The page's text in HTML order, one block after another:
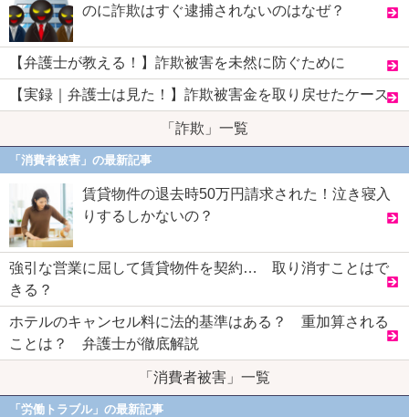
のに詐欺はすぐ逮捕されないのはなぜ？
【弁護士が教える！】詐欺被害を未然に防ぐために
【実録｜弁護士は見た！】詐欺被害金を取り戻せたケース
「詐欺」一覧
「消費者被害」の最新記事
賃貸物件の退去時50万円請求された！泣き寝入
りするしかないの？
強引な営業に屈して賃貸物件を契約… 取り消すことはで
きる？
ホテルのキャンセル料に法的基準はある？ 重加算される
ことは？ 弁護士が徹底解説
「消費者被害」一覧
「労働トラブル」の最新記事